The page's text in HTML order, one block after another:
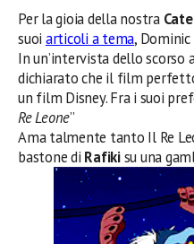
Per la gioia della nostra
suoi articoli a tema,
In un’intervista dello scorso
dichiarato che il film
un film Disney. Fra i suoi
Re Leone”
Ama talmente tanto Il Re
bastone di Rafikisu una